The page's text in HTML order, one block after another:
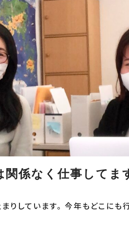
係なく仕事してま
りしています。 今年もどこにも